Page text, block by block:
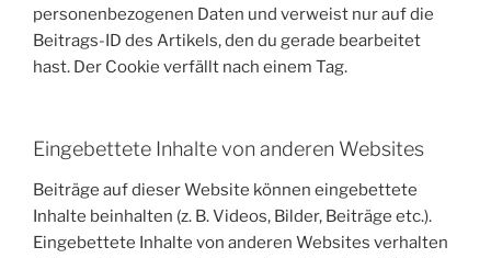
personenbezogenen Daten und verweist nur auf die
Beitrags-ID des Artikels, den du gerade bearbeitet
hast. Der Cookie verfällt nach einem Tag.
Eingebettete Inhalte von anderen Websites
Beiträge auf dieser Website können eingebettete
Inhalte beinhalten (z. B. Videos, Bilder, Beiträge etc.).
Eingebettete Inhalte von anderen Websites verhalten